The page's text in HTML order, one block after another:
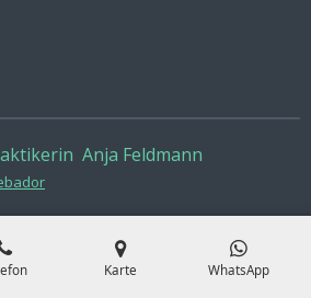
Anja Feldmann
Karte WhatsApp